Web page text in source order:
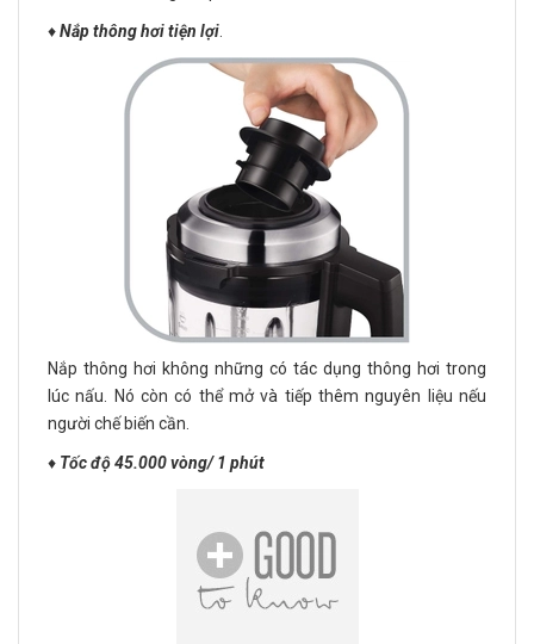
♦️Nắp thông hơi tiện lợi
Nắp thông hơi không những có tác dụng thông hơi trong
lúc nấu. Nó còn có thể mở và tiếp thêm nguyên liệu nếu
người chế biến cần.
♦️ Tốc độ 45.000 vòng/ 1 phút